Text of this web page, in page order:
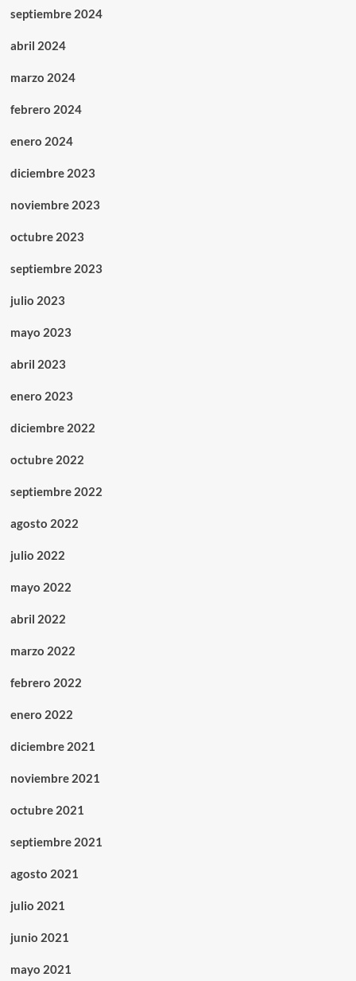
septiembre 2024
abril 2024
marzo 2024
febrero 2024
enero 2024
diciembre 2023
noviembre 2023
octubre 2023
septiembre 2023
julio 2023
mayo 2023
abril 2023
enero 2023
diciembre 2022
octubre 2022
septiembre 2022
agosto 2022
julio 2022
mayo 2022
abril 2022
marzo 2022
febrero 2022
enero 2022
diciembre 2021
noviembre 2021
octubre 2021
septiembre 2021
agosto 2021
julio 2021
junio 2021
mayo 2021